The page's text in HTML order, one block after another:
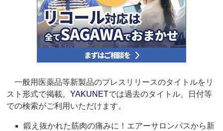
一般用医薬品等新製品のプレスリリースのタイトルをリ
スト形式で掲載。YAKUNETでは過去のタイトル、日付等
での検索がご利用いただけます。
鍛え抜かれた筋肉の痛みに！エアーサロンパスから新